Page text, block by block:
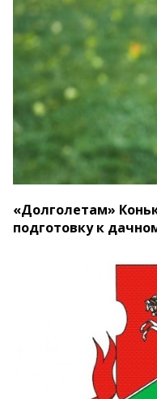
«Долголетам»
подготовку к